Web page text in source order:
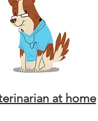
at home